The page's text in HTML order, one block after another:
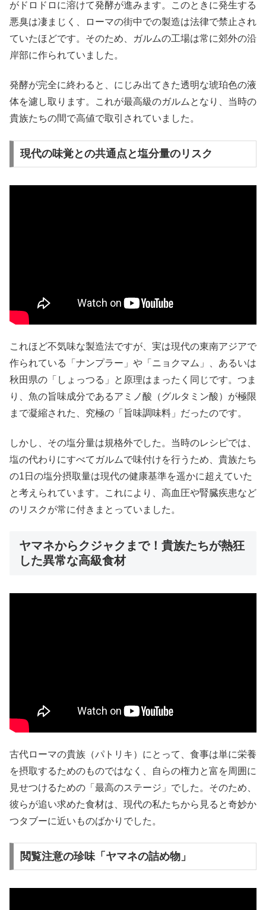
がドロドロに溶けて発酵が進みます。このときに発生する
悪臭は凄まじく、ローマの街中での製造は法律で禁止され
ていたほどです。そのため、ガルムの工場は常に郊外の沿
岸部に作られていました。
発酵が完全に終わると、にじみ出てきた透明な琥珀色の液
体を濾し取ります。これが最高級のガルムとなり、当時の
貴族たちの間で高値で取引されていました。
現代の味覚との共通点と塩分量のリスク
これほど不気味な製造法ですが、実は現代の東南アジアで
作られている「ナンプラー」や「ニョクマム」、あるいは
秋田県の「しょっつる」と原理はまったく同じです。つま
り、魚の旨味成分であるアミノ酸（グルタミン酸）が極限
まで凝縮された、究極の「旨味調味料」だったのです。
しかし、その塩分量は規格外でした。当時のレシピでは、
塩の代わりにすべてガルムで味付けを行うため、貴族たち
の1日の塩分摂取量は現代の健康基準を遥かに超えていた
と考えられています。これにより、高血圧や腎臓疾患など
のリスクが常に付きまとっていました。
ヤマネからクジャクまで！貴族たちが熱狂
した異常な高級食材
古代ローマの貴族（パトリキ）にとって、食事は単に栄養
を摂取するためのものではなく、自らの権力と富を周囲に
見せつけるための「最高のステージ」でした。そのため、
彼らが追い求めた食材は、現代の私たちから見ると奇妙か
つタブーに近いものばかりでした。
閲覧注意の珍味「ヤマネの詰め物」